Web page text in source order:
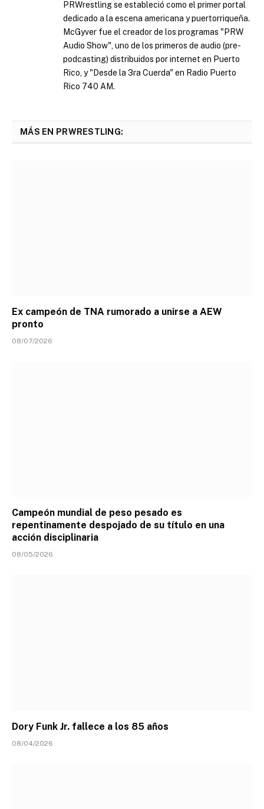
PRWrestling se estableció como el primer portal
dedicado a la escena americana y puertorriqueña.
McGyver fue el creador de los programas "PRW
Audio Show", uno de los primeros de audio (pre-
podcasting) distribuidos por internet en Puerto
Rico, y "Desde la 3ra Cuerda" en Radio Puerto
Rico 740 AM.
MÁS EN PRWRESTLING:
Ex campeón de TNA rumorado a unirse a AEW
pronto
08/07/2026
Campeón mundial de peso pesado es
repentinamente despojado de su título en una
acción disciplinaria
08/05/2026
Dory Funk Jr. fallece a los 85 años
08/04/2026